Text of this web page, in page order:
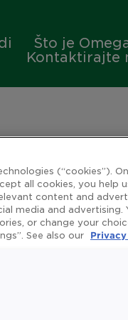
Što je
Kontaktirajte
(“cookies”).
all cookies, you help
content and
media and advertising.
or change your
See also our